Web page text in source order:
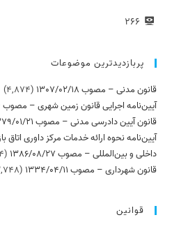
266
پربازدیدترین موضوعات
قانون مدنی – مصوب 1307/02/18
(4,874)
آیین‌نامه اجرایی قانون زمین شهری – مصوب 1371/03/24
قانون آیین دادرسی مدنی – مصوب 1379/01/21
آیین‌نامه نحوه ارائه خدمات مرکز داوری اتاق
داخلی و بین‌المللی – مصوب 1386/08/27
(3,224)
قانون شهرداری – مصوب 1334/04/11
(2,748)
قوانین